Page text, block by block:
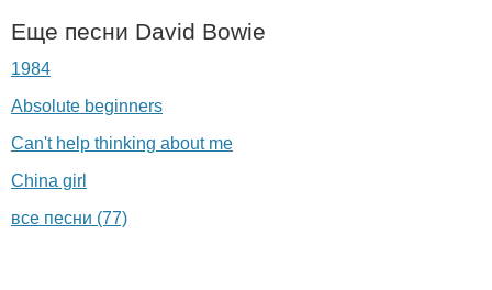
Еще песни David Bowie
1984
Absolute beginners
Can't help thinking about me
China girl
все песни (77)